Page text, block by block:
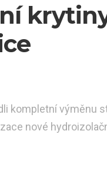
kompletní výměnu
nové